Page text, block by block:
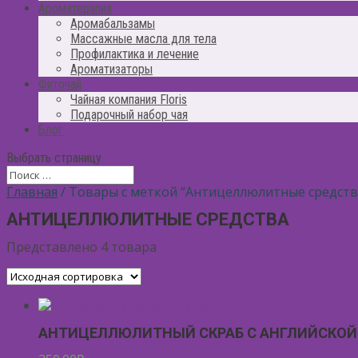
Ароматерапия
Аромабальзамы
Массажные масла для тела
Профилактика и лечение
Ароматизаторы
Фиточай
Чайная компания Floris
Подарочный набор чая
Блог
Выбрать страницу
Главная / Товары с меткой “Антицеллюлитные
АНТИЦЕЛЛЮЛИТНЫЕ СРЕДСТВА
Представлено 4 товара
АНТИЦЕЛЛЮЛИТНЫЙ СКРАБ С